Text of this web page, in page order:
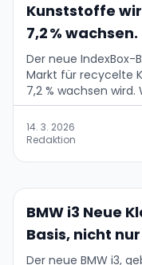
Kunststoffe
7,2 % wachsen.
Der neue IndexBox-
Markt für recycelte
7,2 % wachsen
14. 3. 2026
Redaktion
BMW i3 Neue
Basis, nicht
Der neue BMW i3,